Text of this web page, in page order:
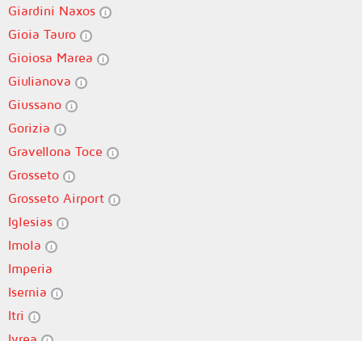
Giardini Naxos
Gioia Tauro
Gioiosa Marea
Giulianova
Giussano
Gorizia
Gravellona Toce
Grosseto
Grosseto Airport
Iglesias
Imola
Imperia
Isernia
Itri